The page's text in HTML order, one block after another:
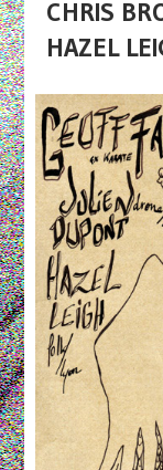
CHRIS
HAZEL